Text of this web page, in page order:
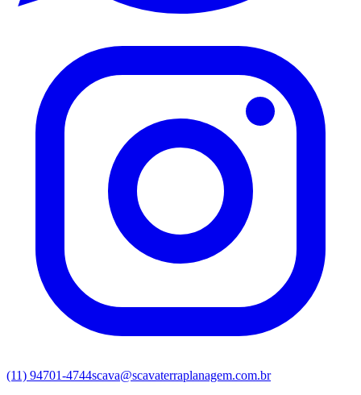
(11) 94701-4744scava@scavaterraplanagem.com.br